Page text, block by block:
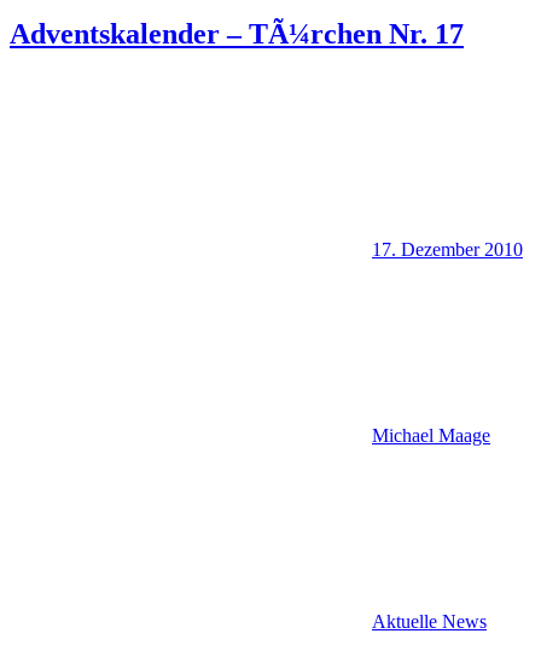
Adventskalender – TÃ¼rchen Nr. 17
17. Dezember 2010
Michael Maage
Aktuelle News